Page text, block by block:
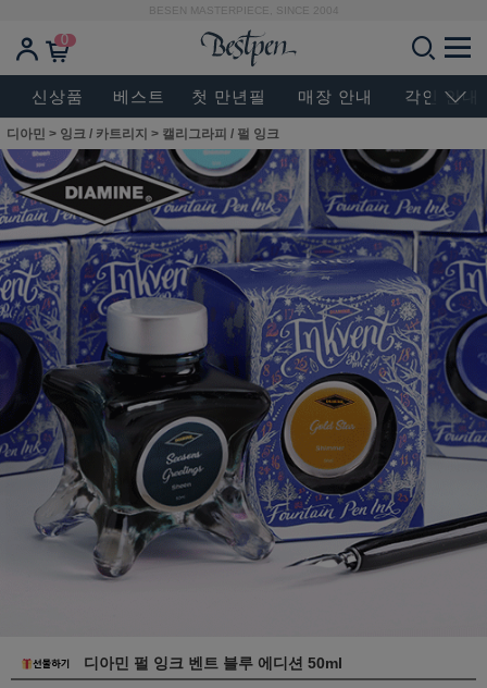
BESEN MASTERPIECE, SINCE 2004
0
신상품 베스트 첫 만년필 매장 안내 각인 안내
디아민 > 잉크 / 카트리지 > 캘리그라피 / 펄 잉크
디아민 펄 잉크 벤트 블루 에디션 50ml